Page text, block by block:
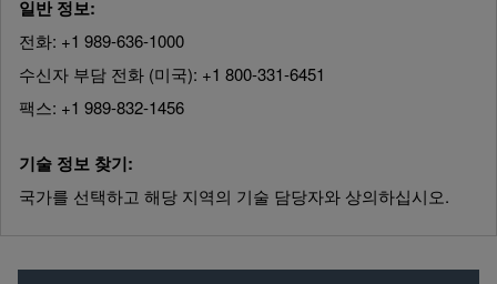
일반 정보:
전화: +1 989-636-1000
수신자 부담 전화 (미국): +1 800-331-6451
팩스: +1 989-832-1456
기술 정보 찾기:
국가를 선택하고 해당 지역의 기술 담당자와 상의하십시오.